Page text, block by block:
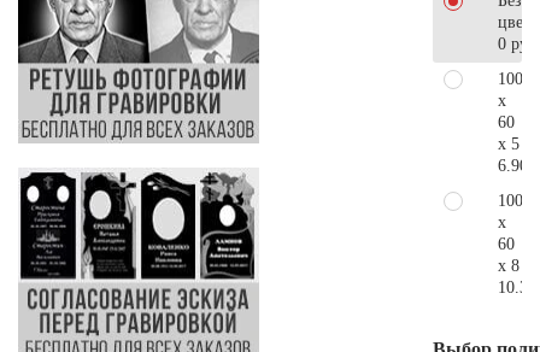
0 руб.
100
x
60
x 5
100
x
60
x 8